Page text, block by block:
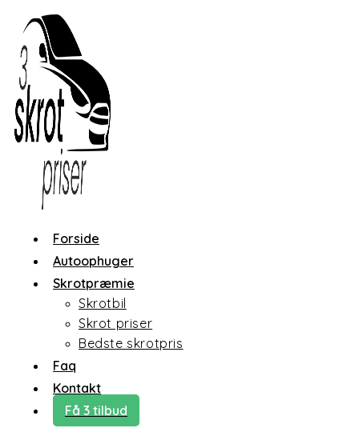
content
Forside
Autoophuger
Skrotpræmie
Skrotbil
Skrot priser
Bedste skrotpris
Faq
Kontakt
Få 3 tilbud